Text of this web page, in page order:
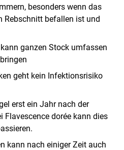
besonders wenn das
Rebschnitt befallen ist und
ganzen Stock umfassen
geht kein Infektionsrisiko
erst ein Jahr nach der
Flavescence dorée kann dies
kann nach einiger Zeit auch